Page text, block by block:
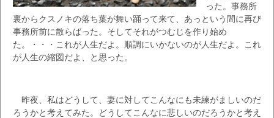
った。事務所
裏からクスノキの落ち葉が舞い踊って来て、あっという間に再び
事務所前に散らばった。そしてそれがつむじを作り始め
た。・・・これが人生だよ。順調にいかないのが人生だよ。これ
が人生の縮図だよ、と思った。
昨夜、私はどうして、妻に対してこんなにも未練がましいのだ
ろうかと考えてみた。どうしてこんなに悲しいのだろうかと考え